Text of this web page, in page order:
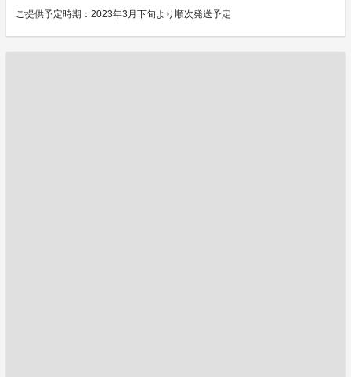
ご提供予定時期：2023年3月下旬より順次発送予定